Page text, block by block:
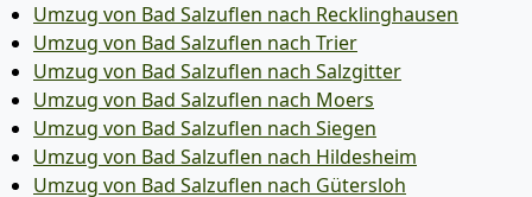
Umzug von Bad Salzuflen nach Recklinghausen
Umzug von Bad Salzuflen nach Trier
Umzug von Bad Salzuflen nach Salzgitter
Umzug von Bad Salzuflen nach Moers
Umzug von Bad Salzuflen nach Siegen
Umzug von Bad Salzuflen nach Hildesheim
Umzug von Bad Salzuflen nach Gütersloh